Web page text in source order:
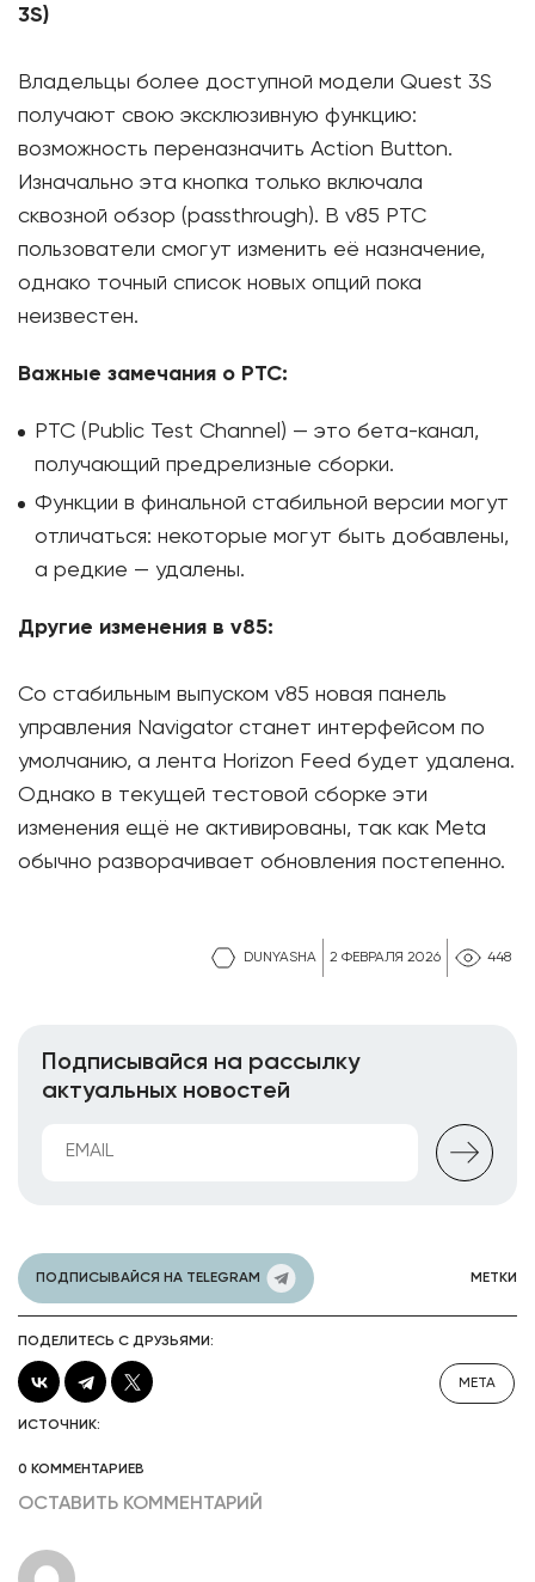
DUNYASHA 2 ФЕВРАЛЯ 2026 448
3S)
Владельцы более доступной модели Quest 3S
получают свою эксклюзивную функцию:
возможность переназначить Action Button.
Изначально эта кнопка только включала
сквозной обзор (passthrough). В v85 PTC
пользователи смогут изменить её назначение,
однако точный список новых опций пока
неизвестен.
Важные замечания о PTC:
PTC (Public Test Channel) — это бета-канал,
получающий предрелизные сборки.
Функции в финальной стабильной версии могут
отличаться: некоторые могут быть добавлены,
а редкие — удалены.
Другие изменения в v85:
Со стабильным выпуском v85 новая панель
управления Navigator станет интерфейсом по
умолчанию, а лента Horizon Feed будет удалена.
Однако в текущей тестовой сборке эти
изменения ещё не активированы, так как Meta
обычно разворачивает обновления постепенно.
Подписывайся на рассылку
актуальных новостей
ПОДПИСЫВАЙСЯ НА TELEGRAM МЕТКИ
ПОДЕЛИТЕСЬ С ДРУЗЬЯМИ:
META
ИСТОЧНИК:
0 КОММЕНТАРИЕВ
ОСТАВИТЬ КОММЕНТАРИЙ